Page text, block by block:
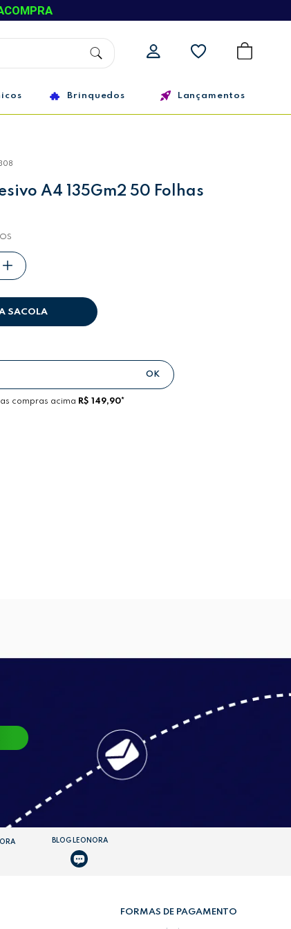
Brinquedos Lançamentos
A4 135Gm2 50 Folhas
SACOLA
compras acima R$ 149,90*
BLOG LEONORA
FORMAS DE PAGAMENTO